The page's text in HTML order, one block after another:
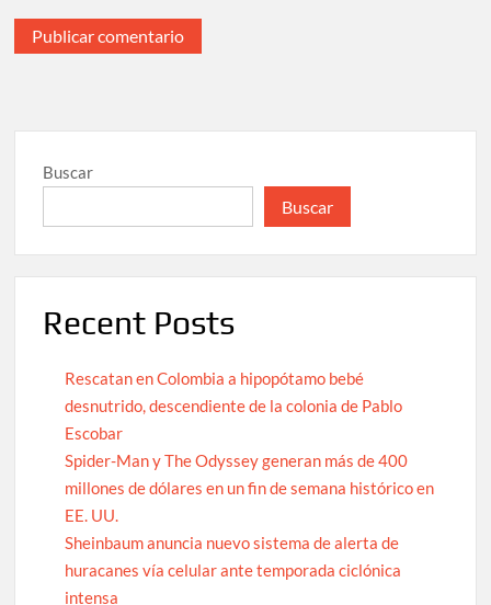
Buscar
Buscar
Recent Posts
Rescatan en Colombia a hipopótamo bebé
desnutrido, descendiente de la colonia de Pablo
Escobar
Spider-Man y The Odyssey generan más de 400
millones de dólares en un fin de semana histórico en
EE. UU.
Sheinbaum anuncia nuevo sistema de alerta de
huracanes vía celular ante temporada ciclónica
intensa